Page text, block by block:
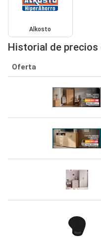
Alkosto
Historial de
Oferta